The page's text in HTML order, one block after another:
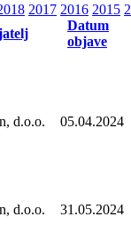
2017 2016 2015
Datum
objave
d.o.o. 05.04.2024
d.o.o.
31.05.2024